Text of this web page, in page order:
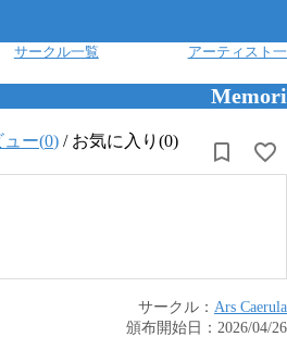
サークル一覧 アーティスト
ュー(0) / お気に入り(0)
サークル： Ars Caerula
頒布開始日： 2026/04/26